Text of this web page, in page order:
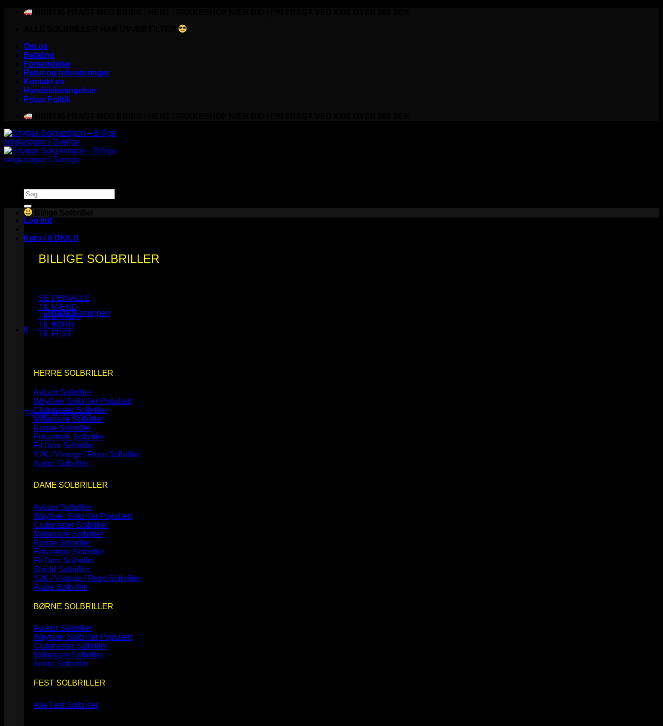
Fortsæt
Om os
Betaling
Forsendelse
Retur og refunderinger
Kontakt os
Handelsbetingelser
Privat Politik
Søg
efter:
Log ind
Kurv /0 DKK 0
Ingen varer i kurven.
Tilbage til shoppen
0
Kurv
Ingen varer i kurven.
Tilbage til shoppen
BILLIGE SOLBRILLER
SE DEM ALLE
TIL MÆND
TIL DAMER
TIL BØRN
TIL FEST
HERRE SOLBRILLER
Aviator Solbriller
Wayfarer Solbriller
Clubmaster Solbriller
Millionaire Solbriller
Runde Solbriller
Firkantede Solbriller
Fit Over Solbriller
Y2K / Vintage / Retro Solbriller
Andre Solbriller
DAME SOLBRILLER
Aviator Solbriller
Wayfarer Solbriller
Clubmaster Solbriller
Millionaire Solbriller
Runde Solbriller
Firkantede Solbriller
Fit Over Solbriller
Shield Solbriller
Y2K / Vintage / Retro Solbriller
Andre Solbriller
BØRNE SOLBRILLER
Aviator Solbriller
Wayfarer Solbriller
Clubmaster Solbriller
Millionaire Solbriller
Andre Solbriller
FEST SOLBRILLER
Alle Fest Solbriller